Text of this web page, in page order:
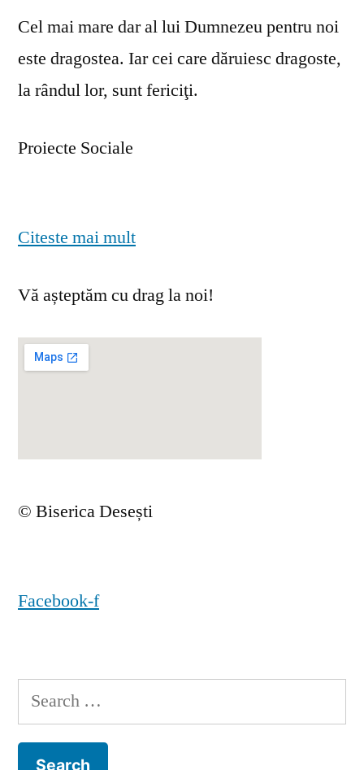
Cel mai mare dar al lui Dumnezeu pentru noi
este dragostea. Iar cei care dăruiesc dragoste,
la rândul lor, sunt fericiţi.
Proiecte Sociale
Citeste mai mult
Vă așteptăm cu drag la noi!
© Biserica Desești
Facebook-f
Search
for: